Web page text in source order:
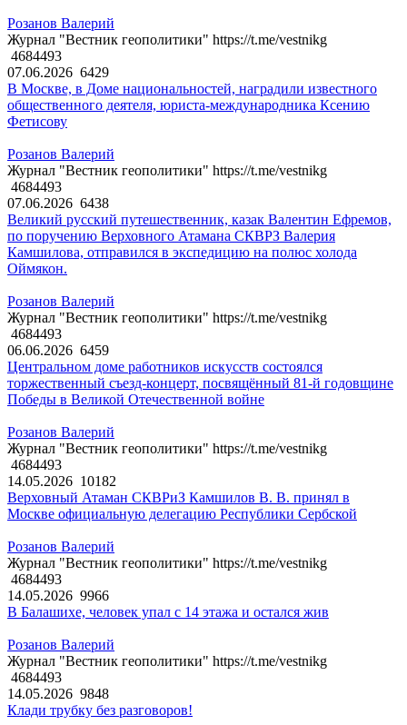
Розанов Валерий
Журнал "Вестник геополитики" https://t.me/vestnikg
4684493
07.06.2026 6429
В Москве, в Доме национальностей, наградили известного
общественного деятеля, юриста-международника Ксению
Фетисову
Розанов Валерий
Журнал "Вестник геополитики" https://t.me/vestnikg
4684493
07.06.2026 6438
Великий русский путешественник, казак Валентин Ефремов,
по поручению Верховного Атамана СКВРЗ Валерия
Камшилова, отправился в экспедицию на полюс холода
Оймякон.
Розанов Валерий
Журнал "Вестник геополитики" https://t.me/vestnikg
4684493
06.06.2026 6459
Центральном доме работников искусств состоялся
торжественный съезд-концерт, посвящённый 81-й годовщине
Победы в Великой Отечественной войне
Розанов Валерий
Журнал "Вестник геополитики" https://t.me/vestnikg
4684493
14.05.2026 10182
Верховный Атаман СКВРиЗ Камшилов В. В. принял в
Москве официальную делегацию Республики Сербской
Розанов Валерий
Журнал "Вестник геополитики" https://t.me/vestnikg
4684493
14.05.2026 9966
В Балашихе, человек упал с 14 этажа и остался жив
Розанов Валерий
Журнал "Вестник геополитики" https://t.me/vestnikg
4684493
14.05.2026 9848
Клади трубку без разговоров!